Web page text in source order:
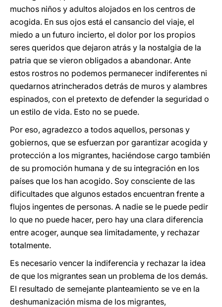
muchos niños y adultos alojados en los centros de
acogida. En sus ojos está el cansancio del viaje, el
miedo a un futuro incierto, el dolor por los propios
seres queridos que dejaron atrás y la nostalgia de la
patria que se vieron obligados a abandonar. Ante
estos rostros no podemos permanecer indiferentes ni
quedarnos atrincherados detrás de muros y alambres
espinados, con el pretexto de defender la seguridad o
un estilo de vida. Esto no se puede.
Por eso, agradezco a todos aquellos, personas y
gobiernos, que se esfuerzan por garantizar acogida y
protección a los migrantes, haciéndose cargo también
de su promoción humana y de su integración en los
países que los han acogido. Soy consciente de las
dificultades que algunos estados encuentran frente a
flujos ingentes de personas. A nadie se le puede pedir
lo que no puede hacer, pero hay una clara diferencia
entre acoger, aunque sea limitadamente, y rechazar
totalmente.
Es necesario vencer la indiferencia y rechazar la idea
de que los migrantes sean un problema de los demás.
El resultado de semejante planteamiento se ve en la
deshumanización misma de los migrantes,